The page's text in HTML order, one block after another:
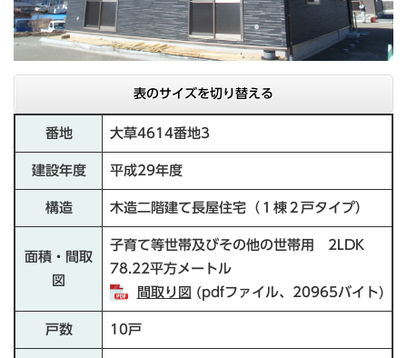
表のサイズを切り替える
番地 大草4614番地3
建設年度 平成29年度
構造 木造二階建て長屋住宅（１棟２戸タイプ）
面積・間取
図
子育て等世帯及びその他の世帯用 2LDK
78.22平方メートル
間取り図 (pdfファイル、20965バイト)
戸数 10戸